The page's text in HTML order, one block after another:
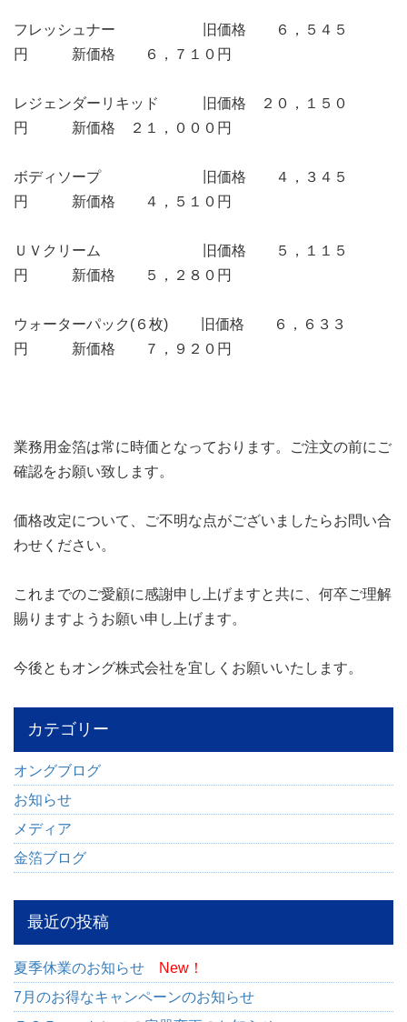
フレッシュナー 旧価格 ６，５４５
円 新価格 ６，７１０円
レジェンダーリキッド 旧価格 ２０，１５０
円 新価格 ２１，０００円
ボディソープ 旧価格 ４，３４５
円 新価格 ４，５１０円
ＵＶクリーム 旧価格 ５，１１５
円 新価格 ５，２８０円
ウォーターパック(６枚) 旧価格 ６，６３３
円 新価格 ７，９２０円
業務用金箔は常に時価となっております。ご注文の前にご
確認をお願い致します。
価格改定について、ご不明な点がございましたらお問い合
わせください。
これまでのご愛顧に感謝申し上げますと共に、何卒ご理解
賜りますようお願い申し上げます。
今後ともオング株式会社を宜しくお願いいたします。
カテゴリー
オングブログ
お知らせ
メディア
金箔ブログ
最近の投稿
夏季休業のお知らせ
New！
7月のお得なキャンペーンのお知らせ